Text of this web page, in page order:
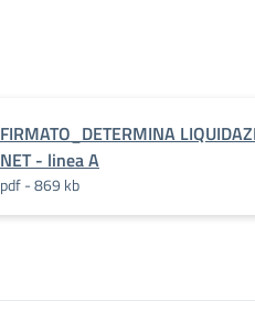
FIRMATO_DETERMINA
NET - linea A
pdf - 869 kb